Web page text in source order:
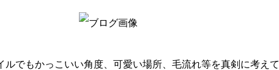
ルでもかっこいい角度、可愛い場所、毛流れ等を真剣に考えて